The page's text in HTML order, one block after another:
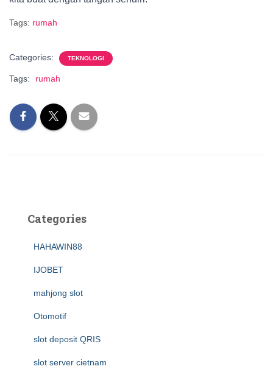
Tags: rumah
Categories: TEKNOLOGI
Tags: rumah
Categories
HAHAWIN88
IJOBET
mahjong slot
Otomotif
slot deposit QRIS
slot server cietnam